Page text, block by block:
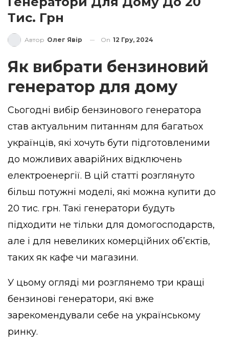
Тис. Грн
Автор Олег Явір On 12 Гру, 2024
Як вибрати бензиновий
генератор для дому
Сьогодні вибір бензинового генератора
став актуальним питанням для багатьох
українців, які хочуть бути підготовленими
до можливих аварійних відключень
електроенергії. В цій статті розглянуто
більш потужні моделі, які можна купити до
20 тис. грн. Такі генератори будуть
підходити не тільки для домогосподарств,
але і для невеликих комерційних об’єктів,
таких як кафе чи магазини.
У цьому огляді ми розглянемо три кращі
бензинові генератори, які вже
зарекомендували себе на українському
ринку.